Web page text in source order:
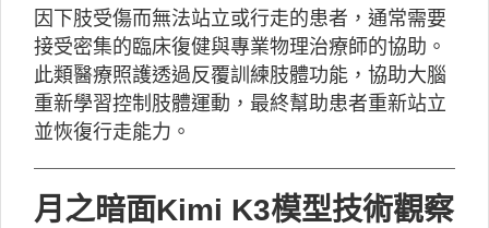
因下肢受傷而無法站立或行走的患者，通常需要
接受密集的臨床復健與專業物理治療師的協助。
此類醫療照護透過反覆訓練肢體功能，協助大腦
重新學習控制肢體運動，最終幫助患者重新站立
並恢復行走能力。
月之暗面Kimi K3模型技術觀察